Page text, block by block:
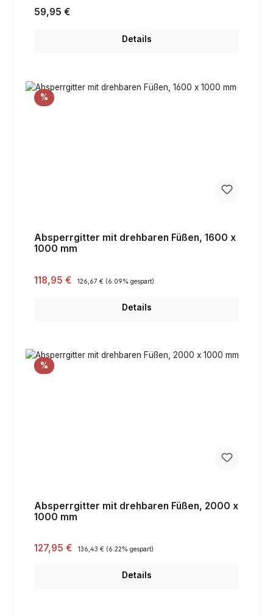
Regulärer Preis:
59,95 €
Details
%Rabatt
Absperrgitter mit drehbaren Füßen, 1600 x
1000 mm
Verkaufspreis:
118,95 € Regulärer Preis:
126,67 € (6.09% gespart)
Details
%Rabatt
Absperrgitter mit drehbaren Füßen, 2000 x
1000 mm
Verkaufspreis:
127,95 € Regulärer Preis:
136,43 € (6.22% gespart)
Details